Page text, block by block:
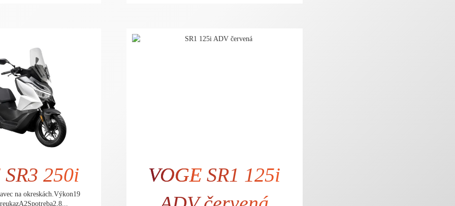
SR3 250i
na okreskách.Výkon19
VOGE SR1 125i